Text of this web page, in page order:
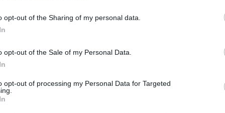
opt-out of the Sharing of my personal data.
opt-out of the Sale of my Personal Data.
opt-out of processing my Personal Data for Targeted
και παλαιότερο, επιστημονικό - συμβουλευτικό
ιατρικής εκπαίδευσης και την ανακατανομή του
χάρτη στη χώρα μας
εμβρυολογία: Ένα πολύτιμο